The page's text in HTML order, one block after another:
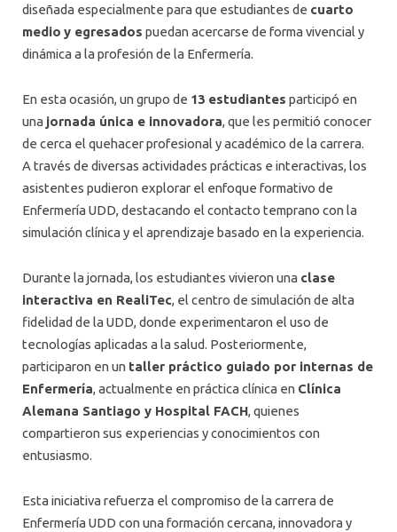
diseñada especialmente para que estudiantes de cuarto
medio y egresados puedan acercarse de forma vivencial y
dinámica a la profesión de la Enfermería.
En esta ocasión, un grupo de 13 estudiantes participó en
una jornada única e innovadora, que les permitió conocer
de cerca el quehacer profesional y académico de la carrera.
A través de diversas actividades prácticas e interactivas, los
asistentes pudieron explorar el enfoque formativo de
Enfermería UDD, destacando el contacto temprano con la
simulación clínica y el aprendizaje basado en la experiencia.
Durante la jornada, los estudiantes vivieron una clase
interactiva en RealiTec, el centro de simulación de alta
fidelidad de la UDD, donde experimentaron el uso de
tecnologías aplicadas a la salud. Posteriormente,
participaron en un taller práctico guiado por internas de
Enfermería, actualmente en práctica clínica en Clínica
Alemana Santiago y Hospital FACH, quienes
compartieron sus experiencias y conocimientos con
entusiasmo.
Esta iniciativa refuerza el compromiso de la carrera de
Enfermería UDD con una formación cercana, innovadora y